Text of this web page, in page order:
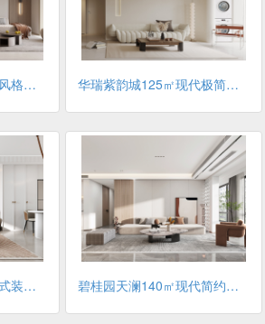
家天下105㎡现代简约风格装修案例 华瑞紫韵城125㎡现代极简风格装修案例
汇航佳苑130㎡现代法式装修案例 碧桂园天澜140㎡现代简约风格装修案例